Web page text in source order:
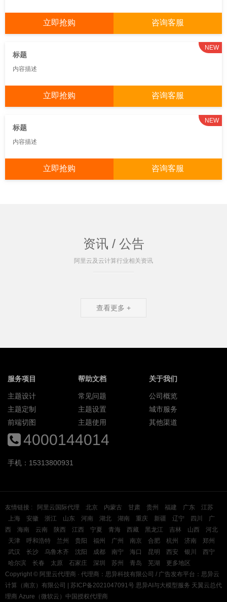
立即抢购 咨询客服
NEW
标题
内容描述
立即抢购 咨询客服
NEW
标题
内容描述
立即抢购 咨询客服
资讯 / 公告
阿里云及云计算行业相关资讯
查看更多 +
服务项目
主题设计
主题定制
前端切图
帮助文档
常见问题
主题设置
主题使用
关于我们
公司概览
城市服务
其他渠道
4000144014
手机：15313800931
友情链接 : 阿里云国际代理 北京 内蒙古 甘肃 贵州 福建 广东
江苏
上海
安徽 浙江 山东 河南 湖北 湖南 重庆 新疆 辽宁 四川
广
西
海南 云南 陕西 江西 宁夏 青海 西藏 黑龙江 吉林 山西
河北
天津
呼和浩特 兰州 贵阳 福州 广州 南京 合肥 杭州 济南
郑州
武汉
长沙 乌鲁木齐 沈阳 成都 南宁 海口 昆明 西安 银川
西宁
哈尔滨
长春 太原 石家庄 深圳 苏州 青岛 芜湖
更多地区
Copyright © 阿里云代理商 · 代理商：思异科技有限公司 / 广告发布平台：思异云
计算（南京）有限公司 | 苏ICP备2021047091号 思异AI与大模型服务 天翼云总代
理商 Azure（微软云）中国授权代理商